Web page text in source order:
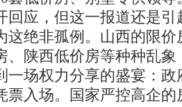
回应，但这一报道还是引
这绝非孤例。山西的限
、陕西低价房等种种乱象
一场权力分享的盛宴：政
票入场。国家严控高企的